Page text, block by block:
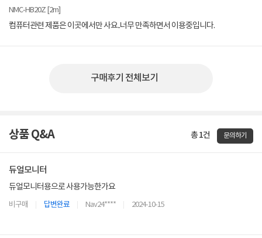
NMC-HB20Z [2m]
컴퓨터관련 제품은 이곳에서만 사요..너무 만족하면서 이용중입니다.
구매후기 전체보기
상품 Q&A 총 1건 문의하기
듀얼모니터
듀얼모니터용으로 사용가능한가요
비구매 답변완료 Nav24**** 2024-10-15